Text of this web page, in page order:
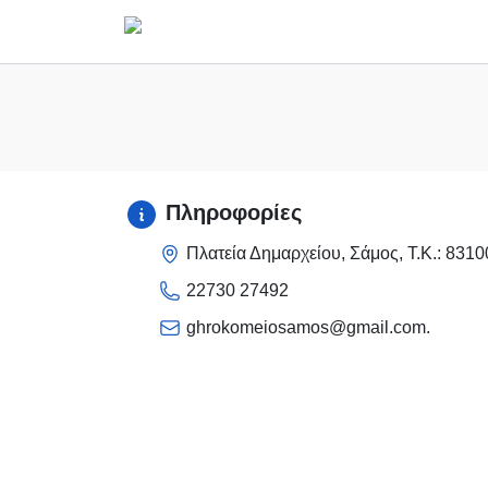
Πληροφορίες
Πλατεία Δημαρχείου, Σάμος, Τ.Κ.:
22730 27492
ghrokomeiosamos@gmail.com.